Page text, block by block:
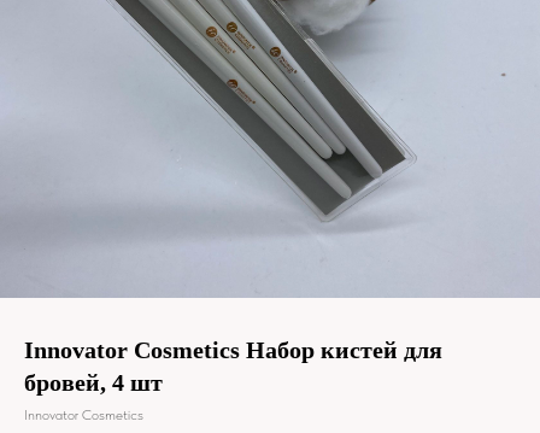
Innovator Cosmetics Набор кистей для
бровей, 4 шт
Innovator Cosmetics